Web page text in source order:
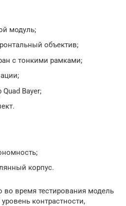
модуль;
объектив;
с тонкими рамками;
Bayer;
корпус.
во время тестирования модель
контрастности,